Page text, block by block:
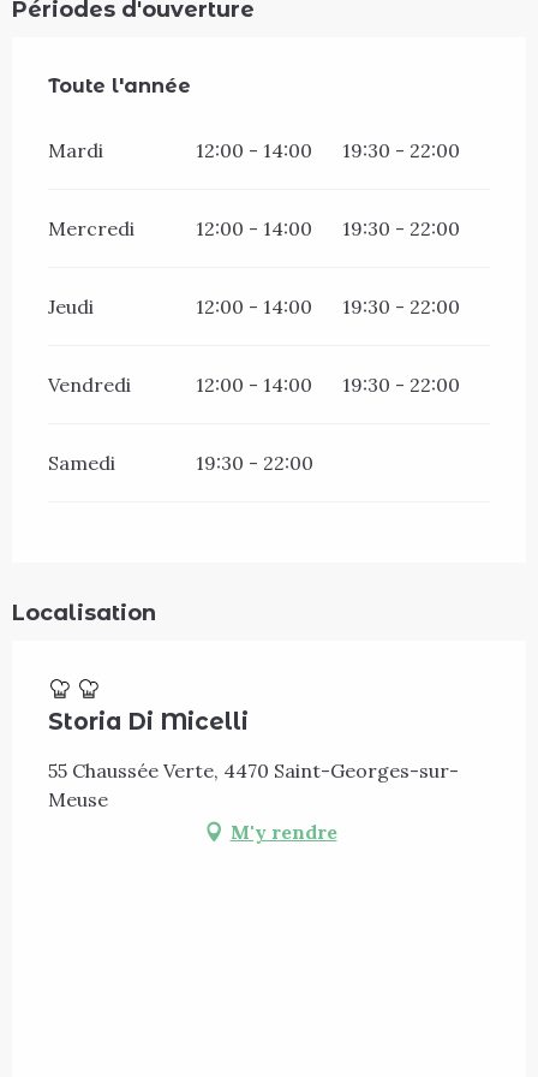
Périodes d'ouverture
Toute l'année
Toute l'année
Mardi 12:00 - 14:00 19:30 - 22:00
Mercredi 12:00 - 14:00 19:30 - 22:00
Jeudi 12:00 - 14:00 19:30 - 22:00
Vendredi 12:00 - 14:00 19:30 - 22:00
Samedi 19:30 - 22:00
Localisation
Storia Di Micelli
55 Chaussée Verte, 4470 Saint-Georges-sur-
Meuse
M'y rendre